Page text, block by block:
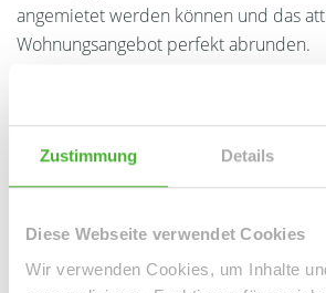
Zustimmung Details
Diese Webseite verwendet Cookies
Wir verwenden Cookies, um Inhalte
angemietet werden können und das
Wohnungsangebot perfekt abrunden.